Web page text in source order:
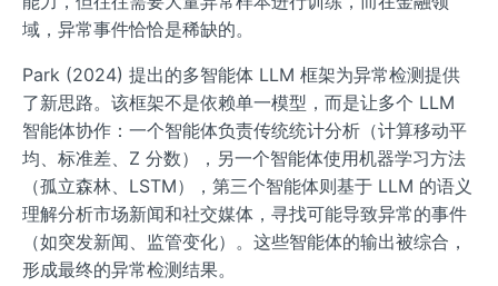
域，异常事件恰恰是稀缺的。
Park (2024) 提出的多智能体 LLM 框架为异常检测提供
了新思路。该框架不是依赖单一模型，而是让多个 LLM
智能体协作：一个智能体负责传统统计分析（计算移动平
均、标准差、Z 分数），另一个智能体使用机器学习方法
（孤立森林、LSTM），第三个智能体则基于 LLM 的语义
理解分析市场新闻和社交媒体，寻找可能导致异常的事件
（如突发新闻、监管变化）。这些智能体的输出被综合，
形成最终的异常检测结果。